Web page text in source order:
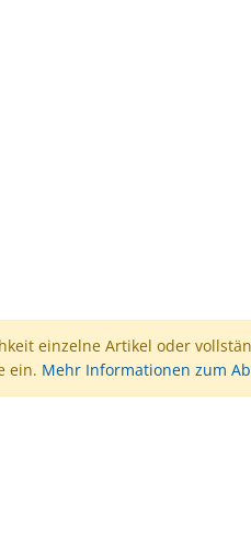
einzelne Artikel oder
ein. Mehr Informationen zum